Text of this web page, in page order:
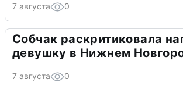
7 августа 0
Собчак раскритиковала
девушку в Нижнем
7 августа 0